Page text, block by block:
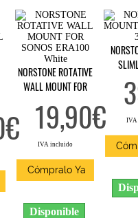
NORSTONE ROTATIVE
WALL MOUNT FOR
19,90€
IVA incluido
Cómpralo Ya
Disponible
IVA